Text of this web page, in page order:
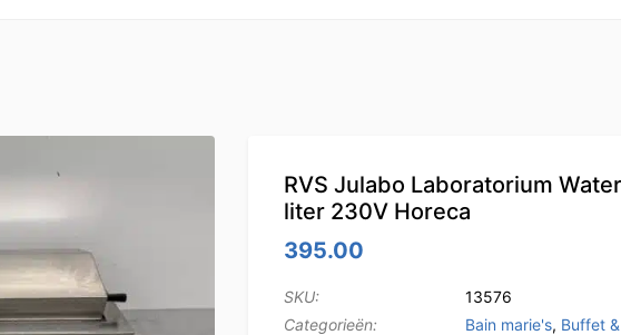
RVS Julabo Laboratorium
liter 230V Horeca
395.00
SKU:
13576
Categorieën:
Bain marie's, Buffet